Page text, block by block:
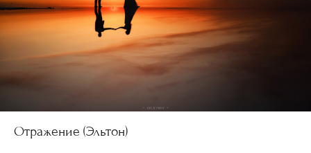
Отражение (Эльтон)